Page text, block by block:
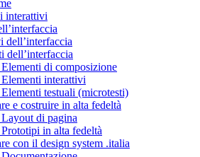
interattivi
dell’interfaccia
dell’interfaccia
di composizione
interattivi
testuali (microtesti)
e costruire in alta fedeltà
di pagina
in alta fedeltà
con il design system .italia